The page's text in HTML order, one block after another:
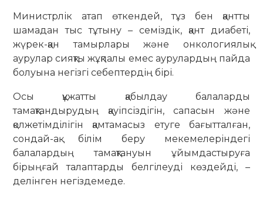
Министрлік атап өткендей, тұз бен қантты
шамадан тыс тұтыну – семіздік, қант диабеті,
жүрек-қан тамырлары және онкологиялық
аурулар сияқты жұқпалы емес аурулардың пайда
болуына негізгі себептердің бірі.
Осы құжатты қабылдау балаларды
тамақтандырудың қауіпсіздігін, сапасын және
қолжетімділігін қамтамасыз етуге бағытталған,
сондай-ақ білім беру мекемелеріндегі
балалардың тамақтануын ұйымдастыруға
бірыңғай талаптарды белгілеуді көздейді, –
делінген негіздемеде.